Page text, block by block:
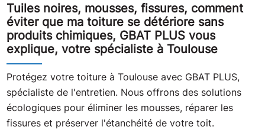
Tuiles noires, mousses, fissures, comment
éviter que ma toiture se détériore sans
produits chimiques, GBAT PLUS vous
explique, votre spécialiste à Toulouse
Protégez votre toiture à Toulouse avec GBAT PLUS,
spécialiste de l'entretien. Nous offrons des solutions
écologiques pour éliminer les mousses, réparer les
fissures et préserver l'étanchéité de votre toit.